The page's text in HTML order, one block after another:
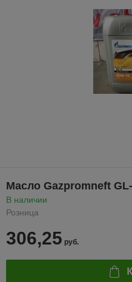
Масло Gazpromneft
В наличии
Розница
306,25 руб.